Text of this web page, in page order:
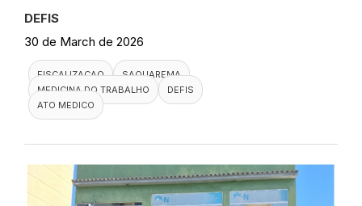
DEFIS
30 de March de 2026
FISCALIZACAO
SAQUAREMA
MEDICINA DO TRABALHO
DEFIS
ATO MEDICO